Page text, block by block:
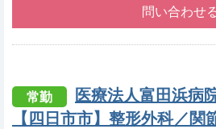
常勤
医療法人富田浜病
【四日市市】整形外科／関